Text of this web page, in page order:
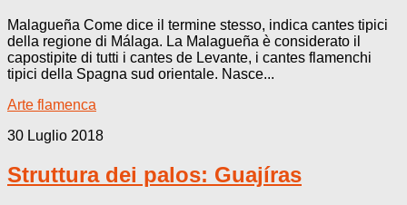
Malagueña Come dice il termine stesso, indica cantes tipici
della regione di Málaga. La Malagueña è considerato il
capostipite di tutti i cantes de Levante, i cantes flamenchi
tipici della Spagna sud orientale. Nasce...
Arte flamenca
30 Luglio 2018
Struttura dei palos: Guajíras